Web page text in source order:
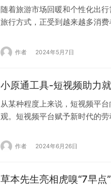
随着旅游市场回暖和个性化出
旅行方式，正受到越来越多消
期相比，实现了令人瞩目的增
驾游市场的蓬勃生机，也反映
作者 2024年5月7日
小原通工具-短视频助力
从某种程度上来说，短视频平
观。短视频平台赋予新时代的
区和技术的农人，更多劳动者
作者 2024年6月26日
草本先生亮相虎嗅“7早点